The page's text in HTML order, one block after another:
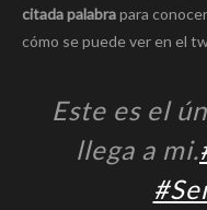
citada palabrapara
cómo se puede ver en el
Este es el
llega a mi.